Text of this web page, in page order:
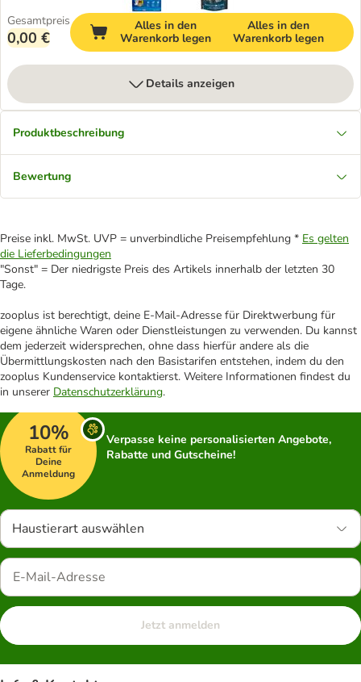
Gesamtpreis
0,00 €
Alles in den
Warenkorb legen
Alles in den
Warenkorb legen
Details anzeigen
Produktbeschreibung
Bewertung
Preise inkl. MwSt. UVP = unverbindliche Preisempfehlung * Es gelten
die Lieferbedingungen
"Sonst" = Der niedrigste Preis des Artikels innerhalb der letzten 30
Tage.
zooplus ist berechtigt, deine E-Mail-Adresse für Direktwerbung für
eigene ähnliche Waren oder Dienstleistungen zu verwenden. Du kannst
dem jederzeit widersprechen, ohne dass hierfür andere als die
Übermittlungskosten nach den Basistarifen entstehen, indem du den
zooplus Kundenservice kontaktierst. Weitere Informationen findest du
in unserer Datenschutzerklärung.
10%
Rabatt für
Deine
Anmeldung
Verpasse keine personalisierten Angebote,
Rabatte und Gutscheine!
Haustierart auswählen
Jetzt anmelden